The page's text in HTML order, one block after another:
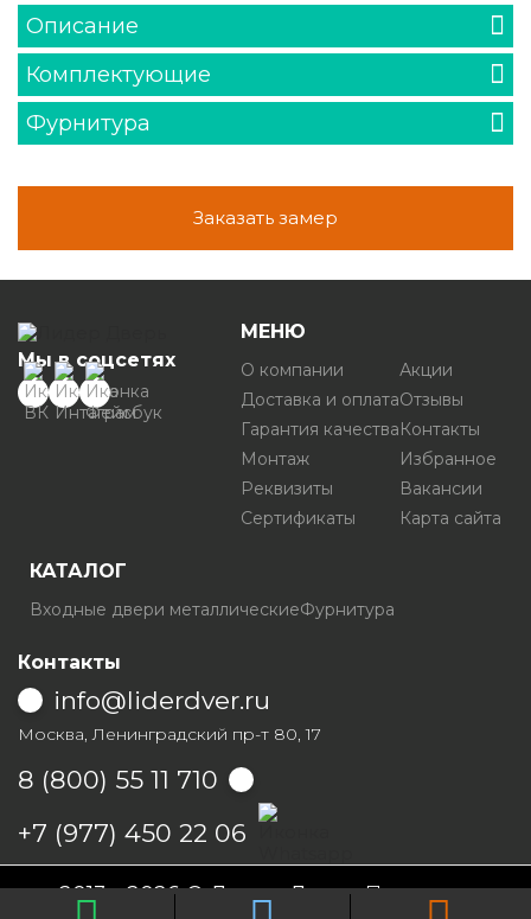
Описание
Комплектующие
Фурнитура
Заказать замер
Мы в соцсетях
МЕНЮ
О компании
Доставка и оплата
Гарантия качества
Монтаж
Реквизиты
Сертификаты
Акции
Отзывы
Контакты
Избранное
Вакансии
Карта сайта
КАТАЛОГ
Входные двери металлическиеФурнитура
Контакты
info@liderdver.ru
Москва, Ленинградский пр-т 80, 17
8 (800) 55 11 710
+7 (977) 450 22 06
Написать на Whatsapp
2013 - 2026 © Лидер ДверьПолитика